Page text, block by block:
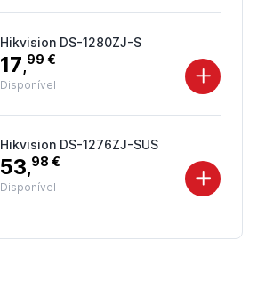
Hikvision DS-1280ZJ-S
17,99 €
Disponível
Hikvision DS-1276ZJ-SUS
53,98 €
Disponível